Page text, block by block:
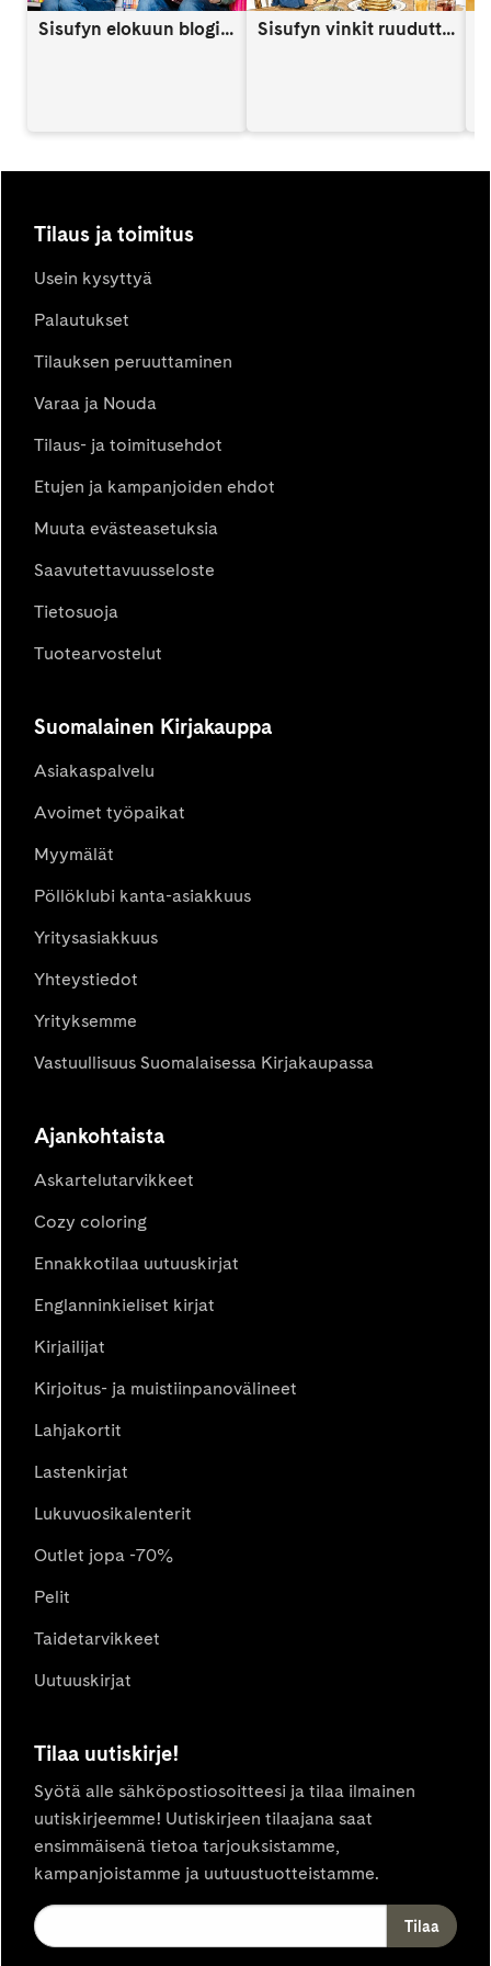
Sisufyn elokuun blogi: Näin vahvistat lapsen itsetuntoa someaikana Sisufyn vinkit ruuduttomaan päivään: Vinkki 9
Tilaus ja toimitus
Usein kysyttyä
Palautukset
Tilauksen peruuttaminen
Varaa ja Nouda
Tilaus- ja toimitusehdot
Etujen ja kampanjoiden ehdot
Muuta evästeasetuksia
Saavutettavuusseloste
Tietosuoja
Tuotearvostelut
Suomalainen Kirjakauppa
Asiakaspalvelu
Avoimet työpaikat
Myymälät
Pöllöklubi kanta-asiakkuus
Yritysasiakkuus
Yhteystiedot
Yrityksemme
Vastuullisuus Suomalaisessa Kirjakaupassa
Ajankohtaista
Askartelutarvikkeet
Cozy coloring
Ennakkotilaa uutuuskirjat
Englanninkieliset kirjat
Kirjailijat
Kirjoitus- ja muistiinpanovälineet
Lahjakortit
Lastenkirjat
Lukuvuosikalenterit
Outlet jopa -70%
Pelit
Taidetarvikkeet
Uutuuskirjat
Tilaa uutiskirje!
Syötä alle sähköpostiosoitteesi ja tilaa ilmainen
uutiskirjeemme! Uutiskirjeen tilaajana saat
ensimmäisenä tietoa tarjouksistamme,
kampanjoistamme ja uutuustuotteistamme.